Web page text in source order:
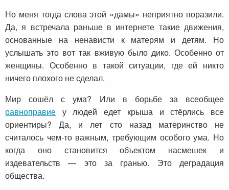
Но меня тогда слова этой «дамы» неприятно поразили.
Да, я встречала раньше в интернете такие движения,
основанные на ненависти к матерям и детям. Но
услышать это вот так вживую было дико. Особенно от
женщины. Особенно в такой ситуации, где ей никто
ничего плохого не сделал.
Мир сошёл с ума? Или в борьбе за всеобщее
равноправие у людей едет крыша и стёрлись все
ориентиры? Да, и лет сто назад материнство не
считалось чем-то важным, требующим особого ума. Но
когда оно становится объектом насмешек и
издевательств — это за гранью. Это деградация
общества.